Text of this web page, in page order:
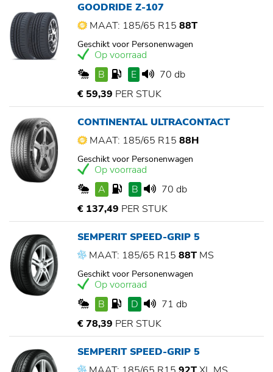
GOODRIDE Z-107
MAAT: 185/65 R15 88T
Geschikt voor Personenwagen
Op voorraad
B
E
70 db
€ 59,39 PER STUK
CONTINENTAL ULTRACONTACT
MAAT: 185/65 R15 88H
Geschikt voor Personenwagen
Op voorraad
A
B
70 db
€ 137,49 PER STUK
SEMPERIT SPEED-GRIP 5
MAAT: 185/65 R15 88T MS
Geschikt voor Personenwagen
Op voorraad
B
D
71 db
€ 78,39 PER STUK
SEMPERIT SPEED-GRIP 5